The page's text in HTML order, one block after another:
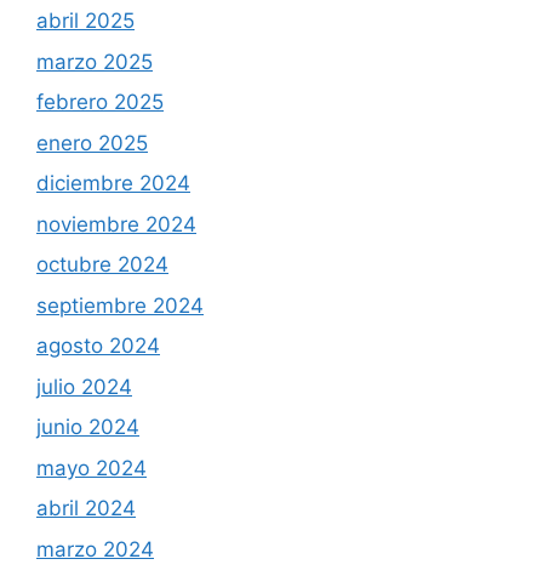
abril 2025
marzo 2025
febrero 2025
enero 2025
diciembre 2024
noviembre 2024
octubre 2024
septiembre 2024
agosto 2024
julio 2024
junio 2024
mayo 2024
abril 2024
marzo 2024